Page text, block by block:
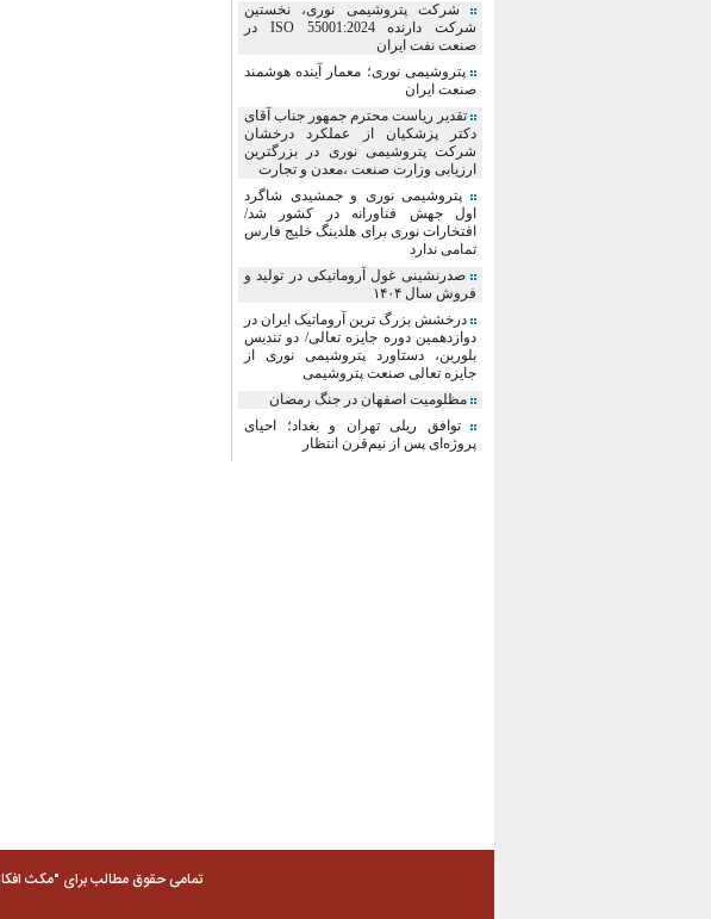
شرکت پتروشیمی نوری، نخستین
شرکت دارنده ISO 55001:2024 در
صنعت نفت ایران
پتروشیمی نوری؛ معمار آینده هوشمند
صنعت ایران
تقدیر ریاست محترم جمهور جناب آقای
دکتر پزشکیان از عملکرد درخشان
شرکت پتروشیمی نوری در بزرگترین
ارزیابی وزارت صنعت ،معدن و تجارت
پتروشیمی نوری و جمشیدی شاگرد
ا‌ول جهش فناورانه در کشور شد/
افتخارات نوری برای هلدینگ خلیج فارس
تمامی ندارد
صدرنشینی غول آروماتیکی در تولید و
فروش سال ۱۴۰۴
درخشش بزرگ ترین آروماتیک ایران در
دوازدهمین دوره جایزه تعالی/ دو تندیس
بلورین، دستاورد پتروشیمی نوری از
جایزه تعالی صنعت پتروشیمی
مظلومیت اصفهان در جنگ رمضان
توافق ریلی تهران و بغداد؛ احیای
پروژه‌ای پس از نیم‌قرن انتظار
تمامی حقوق مطالب برای "مکث